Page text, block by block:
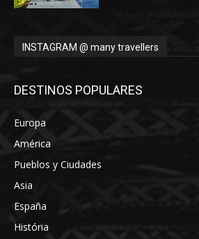
INSTAGRAM @ many travellers
DESTINOS POPULARES
Europa
América
Pueblos y Ciudades
Asia
España
História